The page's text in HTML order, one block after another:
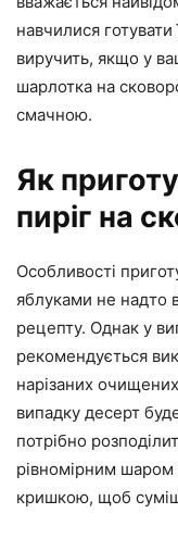
навчилися готувати
виручить, якщо у
шарлотка на
смачною.
Як
пиріг на
Особливості
яблуками не надто
рецепту. Однак у
рекомендується
нарізаних
випадку десерт
потрібно
рівномірним шаром
кришкою, щоб